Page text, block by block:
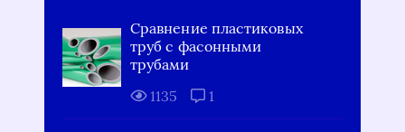
Сравнение пластиковых
труб с фасонными
трубами
1135
1